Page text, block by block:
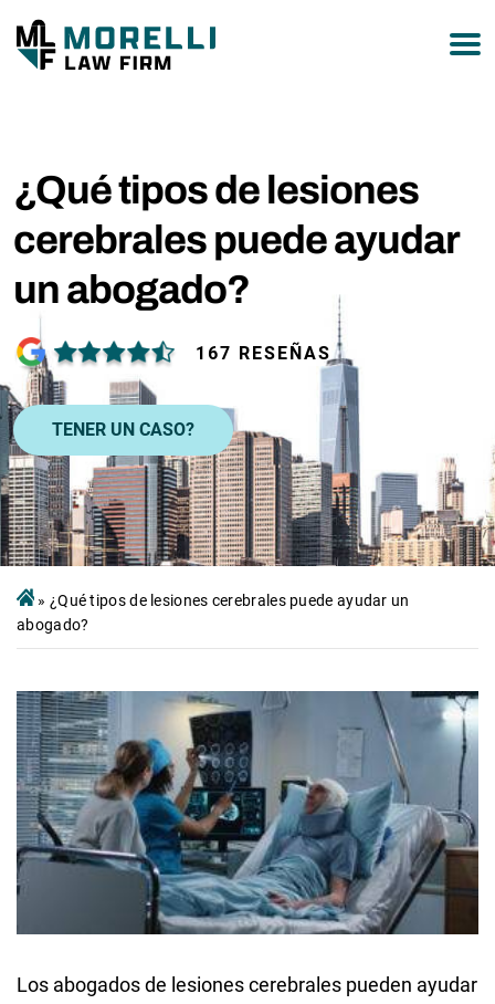
¿Qué tipos de lesiones
cerebrales puede ayudar
un abogado?
167 RESEÑAS
TENER UN CASO?
» ¿Qué tipos de lesiones cerebrales puede ayudar un
abogado?
Los abogados de lesiones cerebrales pueden ayudar